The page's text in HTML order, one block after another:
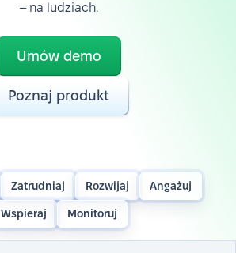
– na ludziach.
Umów demo
Poznaj produkt
Zatrudniaj Rozwijaj Angażuj
Wspieraj Monitoruj